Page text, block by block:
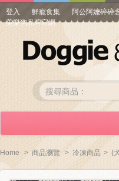
登入 鮮寵食集 阿公阿嬤碎碎
美樂狗品牌官網
常見問答
Home > 商品瀏覽 > 冷凍商品 > (